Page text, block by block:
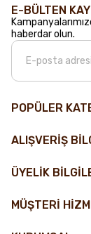
POPÜLER
ALIŞVERİŞ
ÜYELİK
MÜŞTERİ
E-BÜLTEN
haberdar olun.